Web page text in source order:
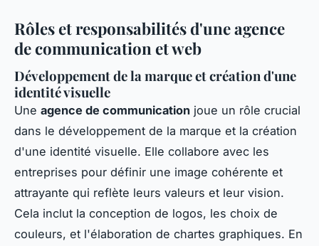
Rôles et responsabilités d'une agence
de communication et web
Développement de la marque et création d'une
identité visuelle
Une agence de communication joue un rôle crucial
dans le développement de la marque et la création
d'une identité visuelle. Elle collabore avec les
entreprises pour définir une image cohérente et
attrayante qui reflète leurs valeurs et leur vision.
Cela inclut la conception de logos, les choix de
couleurs, et l'élaboration de chartes graphiques. En